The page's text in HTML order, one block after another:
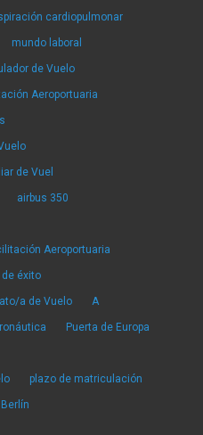
cardiopulmonar
mundo laboral
de Vuelo
Aeroportuaria
de Vuel
airbus 350
Aeroportuaria
éxito
a de Vuelo A
Puerta de Europa
plazo de matriculación